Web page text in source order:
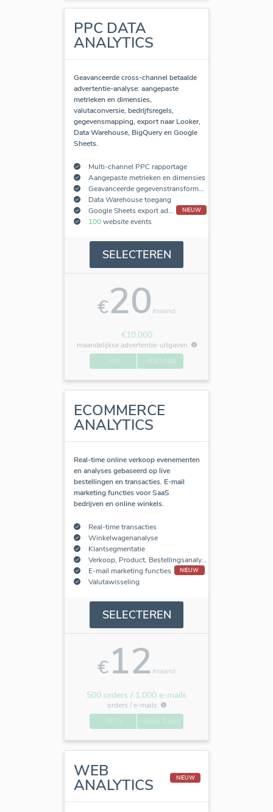
PPC DATA
ANALYTICS
Geavanceerde cross-channel betaalde
advertentie-analyse: aangepaste
metrieken en dimensies,
valutaconversie, bedrijfsregels,
gegevensmapping, export naar Looker,
Data Warehouse, BigQuery en Google
Sheets.
Multi-channel PPC rapportage
Aangepaste metrieken en dimensies
Geavanceerde gegevenstransformaties
Data Warehouse toegang
Google Sheets export add-on
NIEUW
100website events
SELECTEREN
€20/maand
€10.000
maandelijkse advertentie-uitgaven
ECOMMERCE
ANALYTICS
Real-time online verkoop evenementen
en analyses gebaseerd op live
bestellingen en transacties. E-mail
marketing functies voor SaaS
bedrijven en online winkels.
Real-time transacties
Winkelwagenanalyse
Klantsegmentatie
Verkoop, Product, Bestellingsanalyse
E-mail marketing functies
NIEUW
Valutawisseling
SELECTEREN
€12/maand
500 orders / 1.000 e-mails
orders /e-mails
WEB
ANALYTICS NIEUW